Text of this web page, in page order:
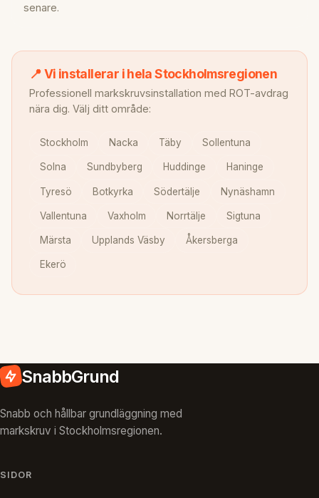
senare.
📍 Vi installerar i hela Stockholmsregionen
Professionell markskruvsinstallation med ROT-avdrag
nära dig. Välj ditt område:
Stockholm Nacka Täby Sollentuna
Solna Sundbyberg Huddinge Haninge
Tyresö Botkyrka Södertälje Nynäshamn
Vallentuna Vaxholm Norrtälje Sigtuna
Märsta Upplands Väsby Åkersberga
Ekerö
SnabbGrund
Snabb och hållbar grundläggning med
markskruv i Stockholmsregionen.
SIDOR